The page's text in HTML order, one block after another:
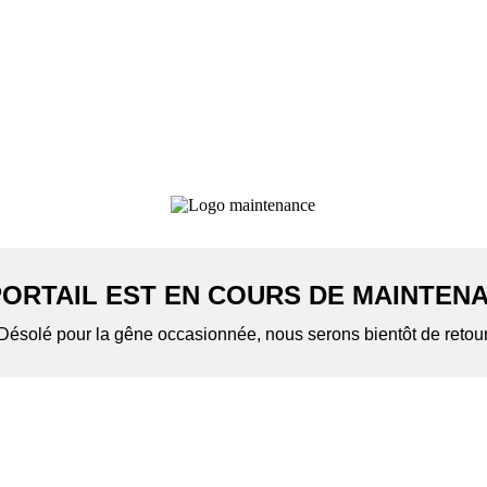
EST EN COURS DE
pour la gêne occasionnée, nous serons bientôt de